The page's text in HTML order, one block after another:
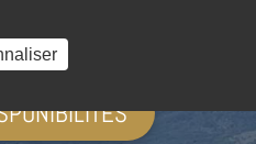
Contact